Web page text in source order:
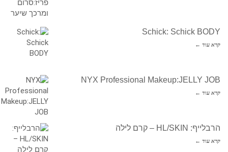
Schick: Schick BODY
קרא עוד ←
NYX Professional Makeup:JELLY JOB
קרא עוד ←
הרבלייף: HL/SKIN – קרם לילה
קרא עוד ←